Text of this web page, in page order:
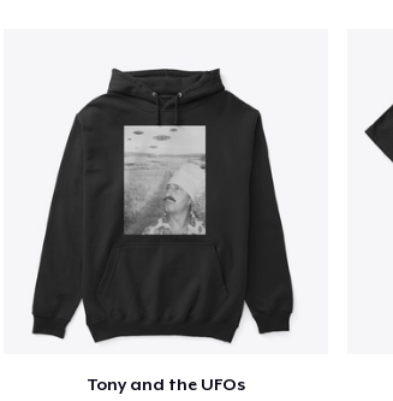
Tony and the UFOs
Ga door naar de Kassa